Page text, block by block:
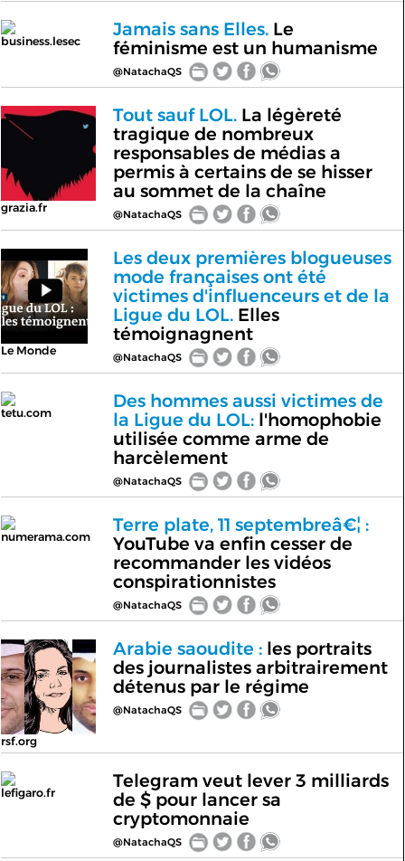
business.lesec
Jamais sans Elles.Le
féminisme est un humanisme
@NatachaQS
grazia.fr
Tout sauf LOL.La légèreté
tragique de nombreux
responsables de médias a
permis à certains de se hisser
au sommet de la chaîne
@NatachaQS
Le Monde
Les deux premières blogueuses
mode françaises ont été
victimes d'influenceurs et de la
Ligue du LOL.Elles
témoignagnent
@NatachaQS
tetu.com
Des hommes aussi victimes de
la Ligue du LOL:l'homophobie
utilisée comme arme de
harcèlement
@NatachaQS
numerama.com
Terre plate, 11 septembreâ€¦ :
YouTube va enfin cesser de
recommander les vidéos
conspirationnistes
@NatachaQS
rsf.org
Arabie saoudite :les portraits
des journalistes arbitrairement
détenus par le régime
@NatachaQS
lefigaro.fr
Telegram veut lever 3 milliards
de $ pour lancer sa
cryptomonnaie
@NatachaQS